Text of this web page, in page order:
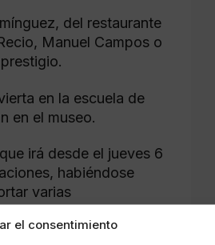
el consentimiento
del restaurante
Manuel Campos o
en la escuela de
en el museo.
irá desde el jueves 6
habiéndose
varias